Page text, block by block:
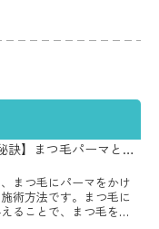
訣】まつ毛パーマとア
まつ毛にパーマをかけ
術方法です。まつ毛に
ることで、まつ毛をよ